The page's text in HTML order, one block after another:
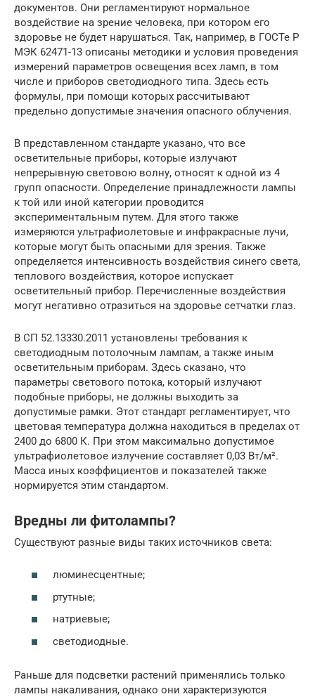
документов. Они регламентируют нормальное
воздействие на зрение человека, при котором его
здоровье не будет нарушаться. Так, например, в ГОСТе Р
МЭК 62471-13 описаны методики и условия проведения
измерений параметров освещения всех ламп, в том
числе и приборов светодиодного типа. Здесь есть
формулы, при помощи которых рассчитывают
предельно допустимые значения опасного облучения.
В представленном стандарте указано, что все
осветительные приборы, которые излучают
непрерывную световою волну, относят к одной из 4
групп опасности. Определение принадлежности лампы
к той или иной категории проводится
экспериментальным путем. Для этого также
измеряются ультрафиолетовые и инфракрасные лучи,
которые могут быть опасными для зрения. Также
определяется интенсивность воздействия синего света,
теплового воздействия, которое испускает
осветительный прибор. Перечисленные воздействия
могут негативно отразиться на здоровье сетчатки глаз.
В СП 52.13330.2011 установлены требования к
светодиодным потолочным лампам, а также иным
осветительным приборам. Здесь сказано, что
параметры светового потока, который излучают
подобные приборы, не должны выходить за
допустимые рамки. Этот стандарт регламентирует, что
цветовая температура должна находиться в пределах от
2400 до 6800 К. При этом максимально допустимое
ультрафиолетовое излучение составляет 0,03 Вт/м².
Масса иных коэффициентов и показателей также
нормируется этим стандартом.
Вредны ли фитолампы?
Существуют разные виды таких источников света:
люминесцентные;
ртутные;
натриевые;
светодиодные.
Раньше для подсветки растений применялись только
лампы накаливания, однако они характеризуются